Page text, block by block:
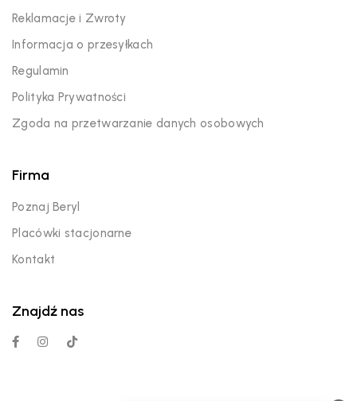
Reklamacje i Zwroty
Informacja o przesyłkach
Regulamin
Polityka Prywatności
Zgoda na przetwarzanie danych osobowych
Firma
Poznaj Beryl
Placówki stacjonarne
Kontakt
Znajdź nas